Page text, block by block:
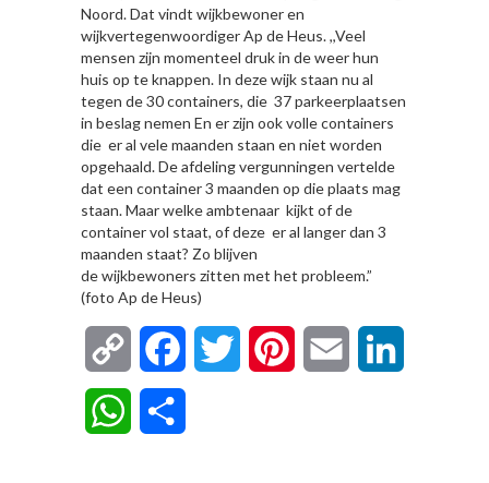
Noord. Dat vindt wijkbewoner en
wijkvertegenwoordiger Ap de Heus. ,,Veel
mensen zijn momenteel druk in de weer hun
huis op te knappen. In deze wijk staan nu al
tegen de 30 containers, die 37 parkeerplaatsen
in beslag nemen En er zijn ook volle containers
die er al vele maanden staan en niet worden
opgehaald. De afdeling vergunningen vertelde
dat een container 3 maanden op die plaats mag
staan. Maar welke ambtenaar kijkt of de
container vol staat, of deze er al langer dan 3
maanden staat? Zo blijven
de wijkbewoners zitten met het probleem.”
(foto Ap de Heus)
Copy
Link
FacebookTwitter Pinterest Email
WhatsApp